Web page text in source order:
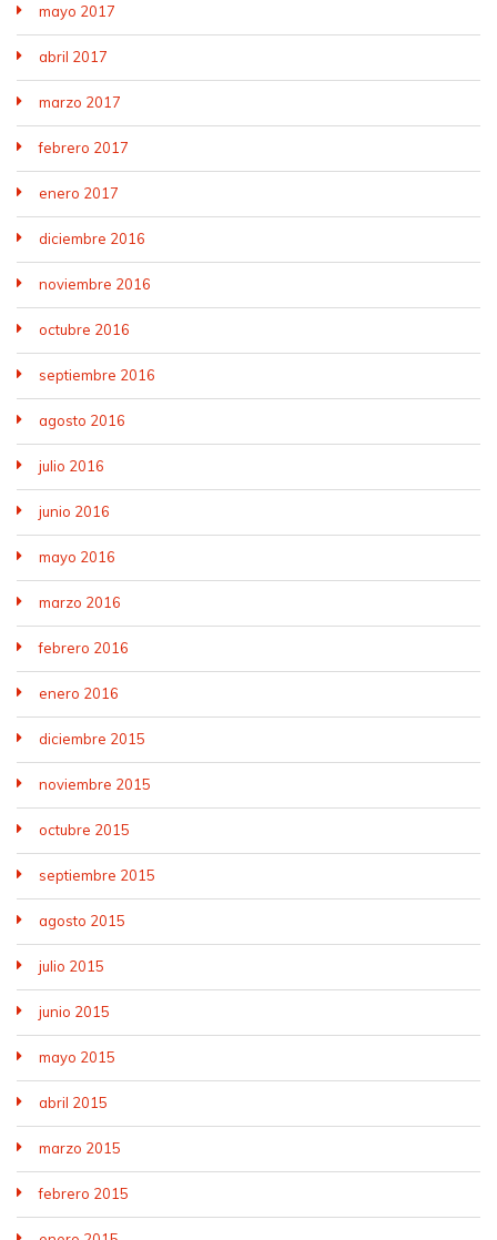
mayo 2017
abril 2017
marzo 2017
febrero 2017
enero 2017
diciembre 2016
noviembre 2016
octubre 2016
septiembre 2016
agosto 2016
julio 2016
junio 2016
mayo 2016
marzo 2016
febrero 2016
enero 2016
diciembre 2015
noviembre 2015
octubre 2015
septiembre 2015
agosto 2015
julio 2015
junio 2015
mayo 2015
abril 2015
marzo 2015
febrero 2015